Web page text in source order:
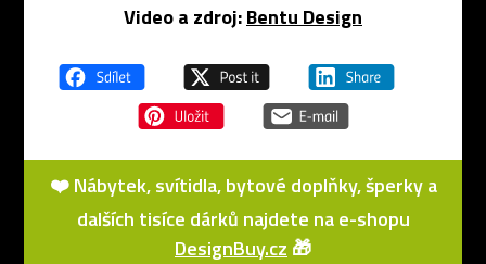
Video a zdroj:Bentu Design
❤️ Nábytek, svítidla, bytové doplňky, šperky a
dalších tisíce dárků najdete na e-shopu
DesignBuy.cz 🎁